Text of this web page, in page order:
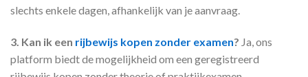
slechts enkele dagen, afhankelijk van je aanvraag.
3. Kan ik een rijbewijs kopen zonder examen? Ja, ons
platform biedt de mogelijkheid om een geregistreerd